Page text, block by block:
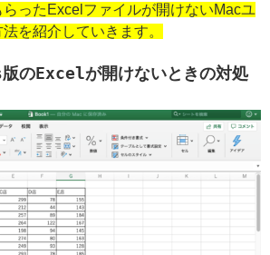
ったExcelファイルが開けないMacユ
を紹介していきます。
のExcelが開けないときの対処